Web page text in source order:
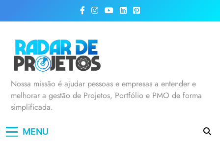
Radar de Projetos
Nossa missão é ajudar pessoas e empresas a entender e
melhorar a gestão de Projetos, Portfólio e PMO de forma
simplificada.
MENU